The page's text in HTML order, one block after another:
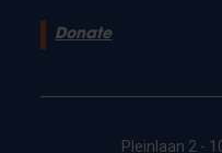
Donate
Pleinlaan 2 -